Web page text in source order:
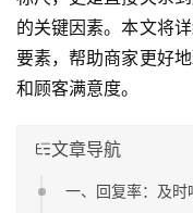
的关键因素。本文将
要素，帮助商家更好
和顾客满意度。
文章导航
一、回复率：及